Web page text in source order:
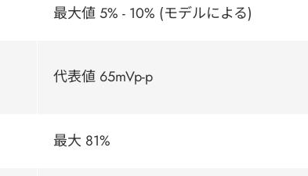
最大値 5% - 10% (モデルによる)
代表値 65mVp-p
最大 81%